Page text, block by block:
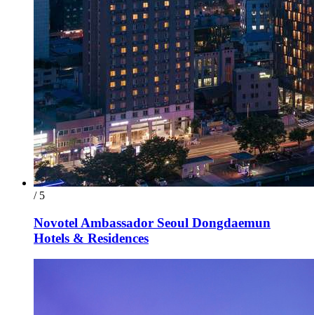
/ 5
Novotel Ambassador Seoul Dongdaemun
Hotels & Residences